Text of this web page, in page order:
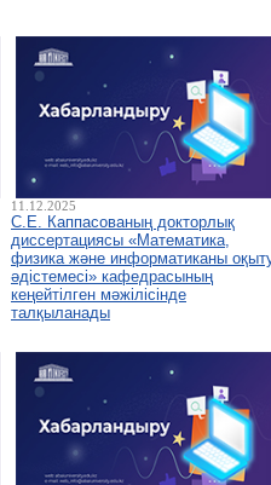
11.12.2025
С.Е. Каппасованың докторлық
диссертациясы «Математика,
физика және информатиканы
әдістемесі» кафедрасының
кеңейтілген мәжілісінде
талқыланады